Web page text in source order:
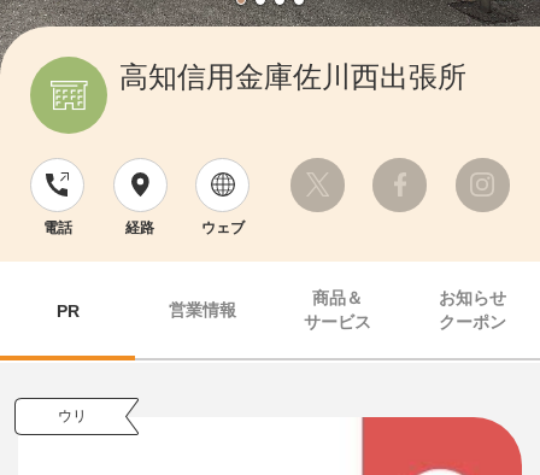
高知信用金庫佐川西出張所
電話 経路 ウェブ
PR 営業情報
商品＆
サービス
お知らせ
クーポン
ウリ